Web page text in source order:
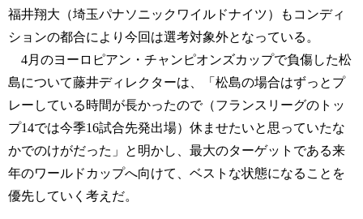
福井翔大（埼玉パナソニックワイルドナイツ）もコンディ
ションの都合により今回は選考対象外となっている。
4月のヨーロピアン・チャンピオンズカップで負傷した松
島について藤井ディレクターは、「松島の場合はずっとプ
レーしている時間が長かったので（フランスリーグのトッ
プ14では今季16試合先発出場）休ませたいと思っていたな
かでのけがだった」と明かし、最大のターゲットである来
年のワールドカップへ向けて、ベストな状態になることを
優先していく考えだ。